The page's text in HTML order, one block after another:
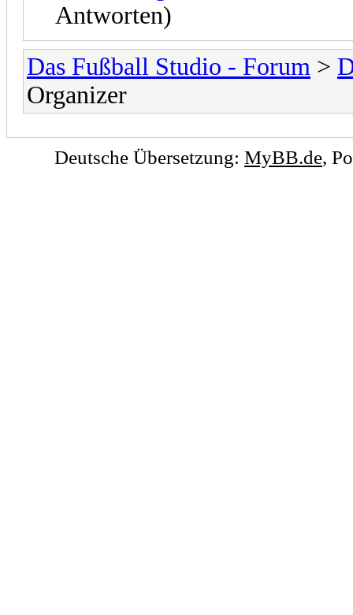
Antworten)
Das Fußball Studio - Forum >
Organizer
Deutsche Übersetzung: MyBB.de,